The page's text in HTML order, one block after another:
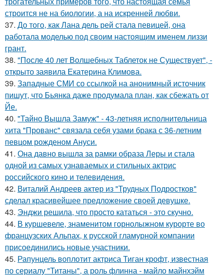
строится не на биологии, а на искренней любви.
37. До того, как Лана дель рей стала певицей, она
работала моделью под своим настоящим именем лиззи
грант.
38. "После 40 лет Волшебных Таблеток не Существует", -
открыто заявила Екатерина Климова.
39. Западные СМИ со ссылкой на анонимный источник
пишут, что Бьянка даже продумала план, как сбежать от
Йе.
40. "Тайно Вышла Замуж" - 43-летняя исполнительница
хита "Прованс" связала себя узами брака с 36-летним
певцом рожденом Ануси.
41. Она давно вышла за рамки образа Леры и стала
одной из самых узнаваемых и стильных актрис
российского кино и телевидения.
42. Виталий Андреев актер из "Трудных Подростков"
сделал красивейшее предложение своей девушке.
43. Энджи решила, что просто кататься - это скучно.
44. В куршевеле, знаменитом горнолыжном курорте во
французских Альпах, к русской гламурной компании
присоединились новые участники.
45. Рапунцель воплотит актриса Тиган крофт, известная
по сериалу "Титаны", а роль флинна - майло майнхэйм